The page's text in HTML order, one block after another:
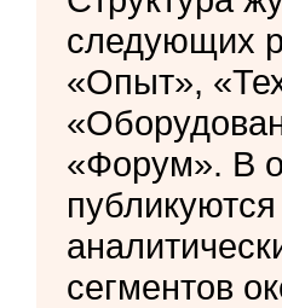
следующих
«Опыт»,
«Форум». В
сегментов